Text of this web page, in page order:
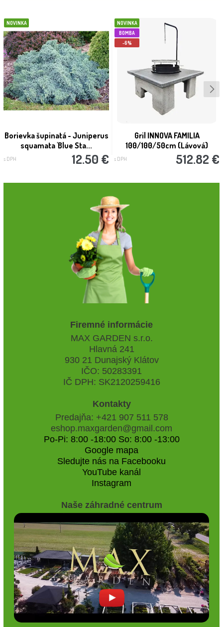
NOVINKA
Borievka šupinatá - Juniperus
squamata 'Blue Sta...
s DPH 12.50 €
NOVINKA
BOMBA
-6%
Gril INNOVA FAMILIA
100/100/50cm (Lávová)
s DPH 512.82 €
Firemné informácie
MAX GARDEN s.r.o.
Hlavná 241
930 21 Dunajský Klátov
IČO: 50283391
IČ DPH: SK2120259416
Kontakty
Predajňa: +421 907 511 578
eshop.maxgarden@gmail.com
Po-Pi: 8:00 -18:00 So: 8:00 -13:00
Google mapa
Sledujte nás na Facebooku
YouTube kanál
Instagram
Naše záhradné centrum